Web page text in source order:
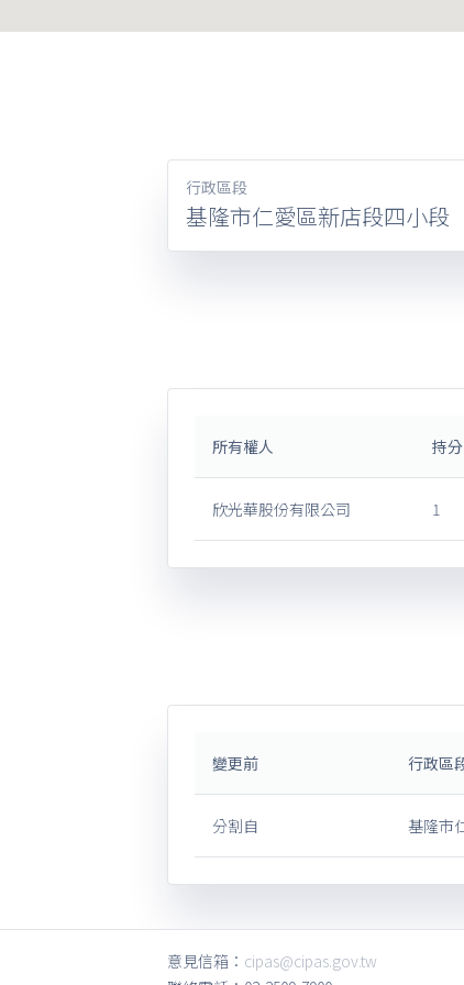
行政區段
基隆市仁愛區新店段四小段
所有權人 持分
欣光華股份有限公司 1
變更前 行政區
分割自 基隆市
意見信箱： cipas@cipas.gov.tw